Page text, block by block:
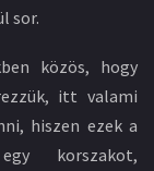
sor.
közös, hogy
itt valami
hiszen ezek a
korszakot,